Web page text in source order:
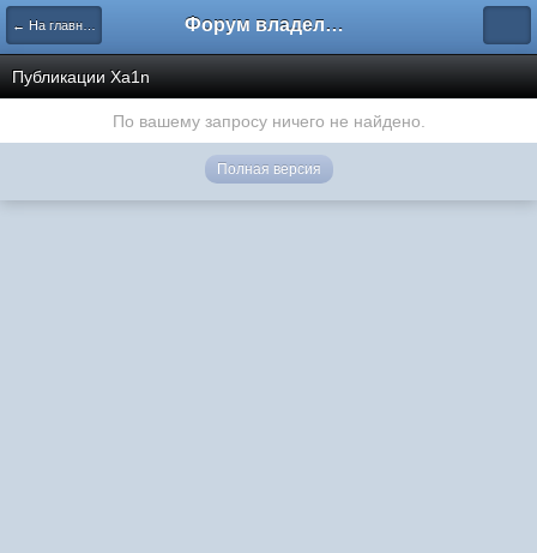
← На главную Форум владельцев интернет-магазинов
Публикации Xa1n
По вашему запросу ничего не найдено.
Полная версия